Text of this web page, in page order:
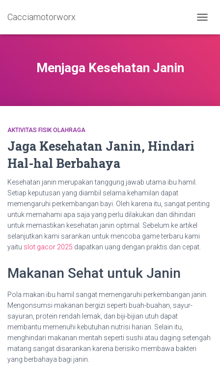
Cacciamotorworx
Menjaga Kesehatan Janin
AKTIVITAS FISIK OLAHRAGA
Jaga Kesehatan Janin, Hindari
Hal-hal Berbahaya
Kesehatan janin merupakan tanggung jawab utama ibu hamil.
Setiap keputusan yang diambil selama kehamilan dapat
memengaruhi perkembangan bayi. Oleh karena itu, sangat penting
untuk memahami apa saja yang perlu dilakukan dan dihindari
untuk memastikan kesehatan janin optimal. Sebelum ke artikel
selanjutkan kami sarankan untuk mencoba game terbaru kami
yaitu slot gacor 2025 dapatkan uang dengan praktis dan cepat.
Makanan Sehat untuk Janin
Pola makan ibu hamil sangat memengaruhi perkembangan janin.
Mengonsumsi makanan bergizi seperti buah-buahan, sayur-
sayuran, protein rendah lemak, dan biji-bijian utuh dapat
membantu memenuhi kebutuhan nutrisi harian. Selain itu,
menghindari makanan mentah seperti sushi atau daging setengah
matang sangat disarankan karena berisiko membawa bakteri
yang berbahaya bagi janin.